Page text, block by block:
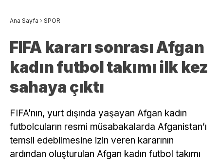
Ana Sayfa › SPOR
FIFA kararı sonrası Afgan
kadın futbol takımı ilk kez
sahaya çıktı
FIFA’nın, yurt dışında yaşayan Afgan kadın
futbolcuların resmi müsabakalarda Afganistan’ı
temsil edebilmesine izin veren kararının
ardından oluşturulan Afgan kadın futbol takımı